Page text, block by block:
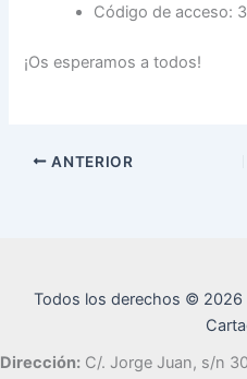
Código de acceso:
¡Os esperamos a todos!
ANTERIOR
Todos los derechos © 2026
Dirección: C/. Jorge Juan, s/n